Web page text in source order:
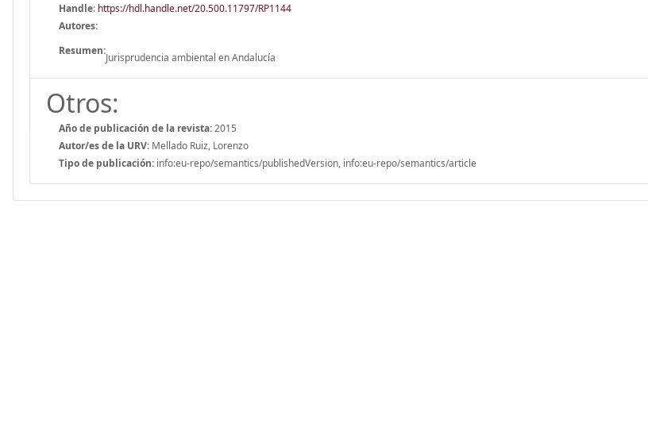
Handle: https://hdl.handle.net/20.500.11797/RP1144
Autores:
Resumen:
Jurisprudencia ambiental en Andalucía
Otros:
Año de publicación de la revista:2015
Autor/es de la URV: Mellado Ruiz, Lorenzo
Tipo de publicación: info:eu-repo/semantics/publishedVersion, info:eu-repo/semantics/article